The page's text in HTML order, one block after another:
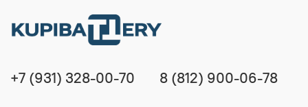
+7 (931) 328-00-70 8 (812) 900-06-78